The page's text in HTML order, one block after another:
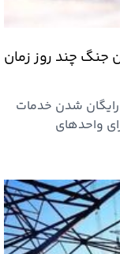
چند روز زمان
شدن خدمات
واحدهای